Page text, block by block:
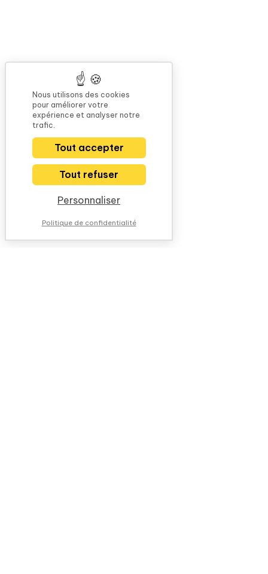
Nous utilisons des cookies
pour améliorer votre
expérience et analyser notre
trafic.
Tout accepter
Tout refuser
Personnaliser
Politique de confidentialité